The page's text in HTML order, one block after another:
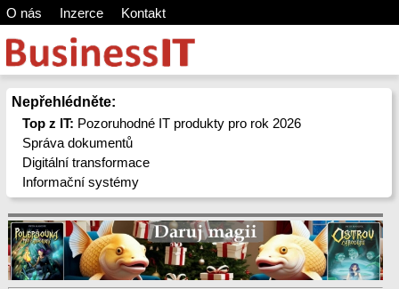
O nás Inzerce Kontakt
Nepřehlédněte:
Top z IT: Pozoruhodné IT produkty pro rok 2026
Správa dokumentů
Digitální transformace
Informační systémy